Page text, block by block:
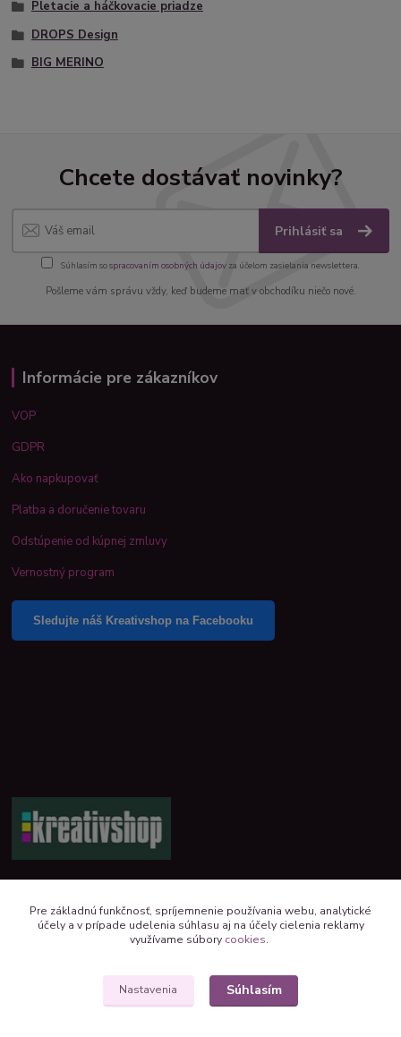
Pletacie a háčkovacie priadze
DROPS Design
BIG MERINO
Chcete dostávať novinky?
Prihlásiť sa
Súhlasím sospracovaním osobných údajov za účelom zasielania newslettera.
Pošleme vám správu vždy, keď budeme mať v obchodíku niečo nové.
Informácie pre zákazníkov
VOP
GDPR
Ako napkupovať
Platba a doručenie tovaru
Odstúpenie od kúpnej zmluvy
Vernostný program
Sledujte náš Kreativshop na Facebooku
kreativshop@kreativshop.sk
Pre základnú funkčnosť, spríjemnenie používania webu, analytické
účely a v prípade udelenia súhlasu aj na účely cielenia reklamy
využívame súbory cookies.
Nastavenia Súhlasím